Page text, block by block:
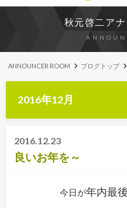
秋元啓二ア
ANNOUNCER ROOM ブログトップ
2016年12月
2016.12.23
良いお年を～
今日が年内最